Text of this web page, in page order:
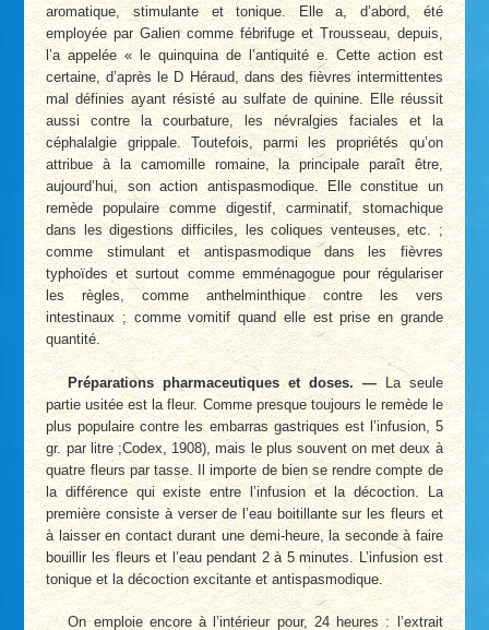
aromatique, stimulante et tonique. Elle a, d’abord, été
employée par Galien comme fébrifuge et Trousseau, depuis,
l’a appelée « le quinquina de l’antiquité e. Cette action est
certaine, d’après le D Héraud, dans des fièvres intermittentes
mal définies ayant résisté au sulfate de quinine. Elle réussit
aussi contre la courbature, les névralgies faciales et la
céphalalgie grippale. Toutefois, parmi les propriétés qu’on
attribue à la camomille romaine, la principale paraît être,
aujourd’hui, son action antispasmodique. Elle constitue un
remède populaire comme digestif, carminatif, stomachique
dans les digestions difficiles, les coliques venteuses, etc. ;
comme stimulant et antispasmodique dans les fièvres
typhoïdes et surtout comme emménagogue pour régulariser
les règles, comme anthelminthique contre les vers
intestinaux ; comme vomitif quand elle est prise en grande
quantité.
Préparations pharmaceutiques et doses. —La seule
partie usitée est la fleur. Comme presque toujours le remède le
plus populaire contre les embarras gastriques est l’infusion, 5
gr. par litre ;Codex, 1908), mais le plus souvent on met deux à
quatre fleurs par tasse. Il importe de bien se rendre compte de
la différence qui existe entre l’infusion et la décoction. La
première consiste à verser de l’eau boitillante sur les fleurs et
à laisser en contact durant une demi-heure, la seconde à faire
bouillir les fleurs et l’eau pendant 2 à 5 minutes. L’infusion est
tonique et la décoction excitante et antispasmodique.
On emploie encore à l’intérieur pour, 24 heures : l’extrait